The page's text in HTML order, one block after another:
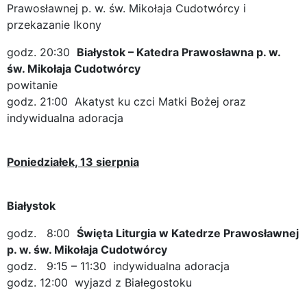
Prawosławnej p. w. św. Mikołaja Cudotwórcy i
przekazanie Ikony
godz. 20:30 Białystok – Katedra Prawosławna p. w.
św. Mikołaja Cudotwórcy
powitanie
godz. 21:00 Akatyst ku czci Matki Bożej oraz
indywidualna adoracja
Poniedziałek, 13 sierpnia
Białystok
godz. 8:00 Święta Liturgia w Katedrze Prawosławnej
p. w. św. Mikołaja Cudotwórcy
godz. 9:15 – 11:30 indywidualna adoracja
godz. 12:00 wyjazd z Białegostoku